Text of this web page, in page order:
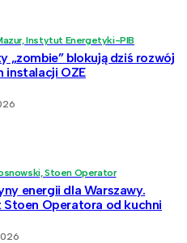
Instytut Energetyki-PIB
„zombie” blokują dziś rozwój
instalacji OZE
Stoen Operator
energii dla Warszawy.
Stoen Operatora od kuchni